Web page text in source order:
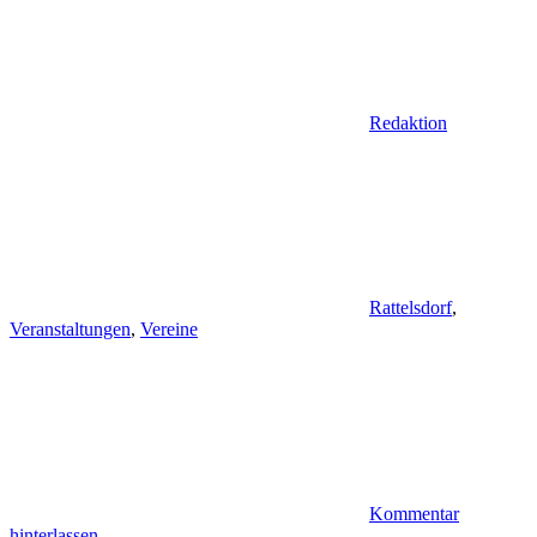
Redaktion
Rattelsdorf,
Veranstaltungen, Vereine
Kommentar